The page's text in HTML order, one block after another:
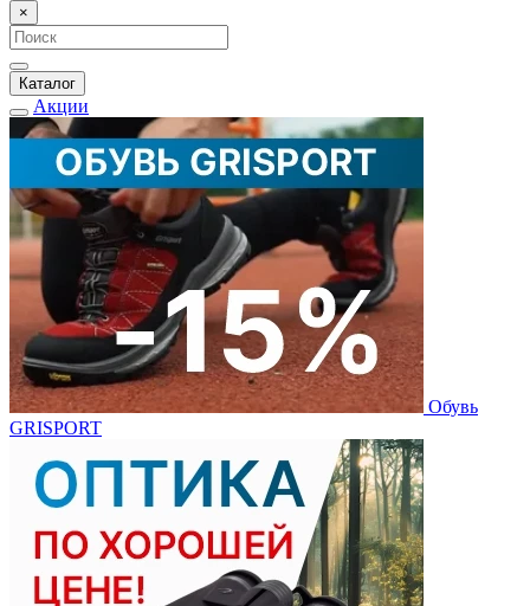
×
Каталог
Акции
Обувь
GRISPORT